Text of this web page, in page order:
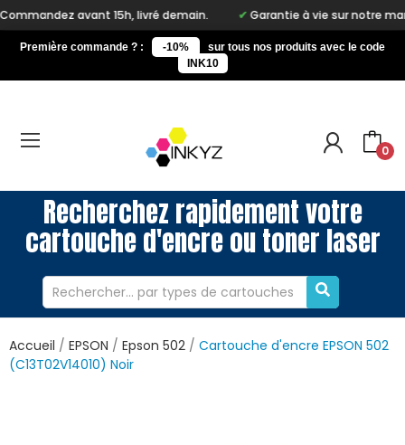
15h, livré demain. Garantie à vie sur notre marque Inkyz
Première commande ? : -10%
sur tous nos produits avec le code
INK10
0
Recherchez rapidement votre
cartouche d'encre ou toner laser
Accueil EPSON Epson 502
Cartouche d'encre EPSON 502
(C13T02V14010) Noir